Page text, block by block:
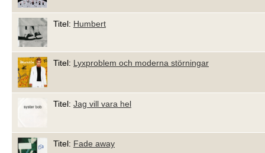
Titel: Humbert
Titel: Lyxproblem och moderna störningar
Titel: Jag vill vara hel
Titel: Fade away